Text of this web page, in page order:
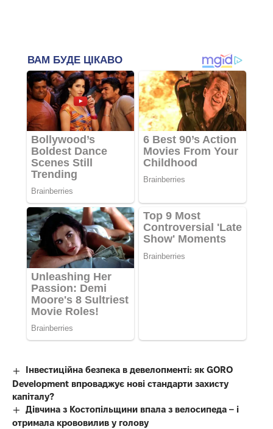
Інвестиційна безпека в девелопменті: як GORO
Development впроваджує нові стандарти захисту
капіталу?
Дівчина з Костопільщини впала з велосипеда – і
отримала крововилив у голову